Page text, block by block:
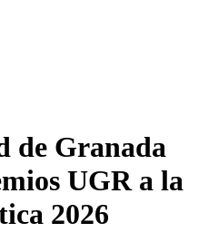
de Granada
UGR a la
2026